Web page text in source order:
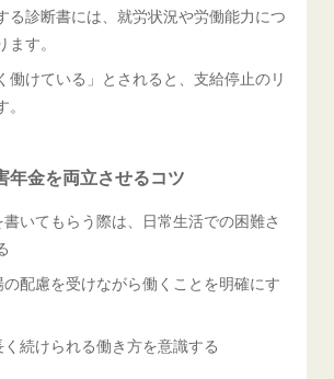
る診断書には、就労状況や労働能力につ
す。
働けている」とされると、支給停止のリ
年金を両立させるコツ
いてもらう際は、日常生活での困難さ
配慮を受けながら働くことを明確にす
続けられる働き方を意識する